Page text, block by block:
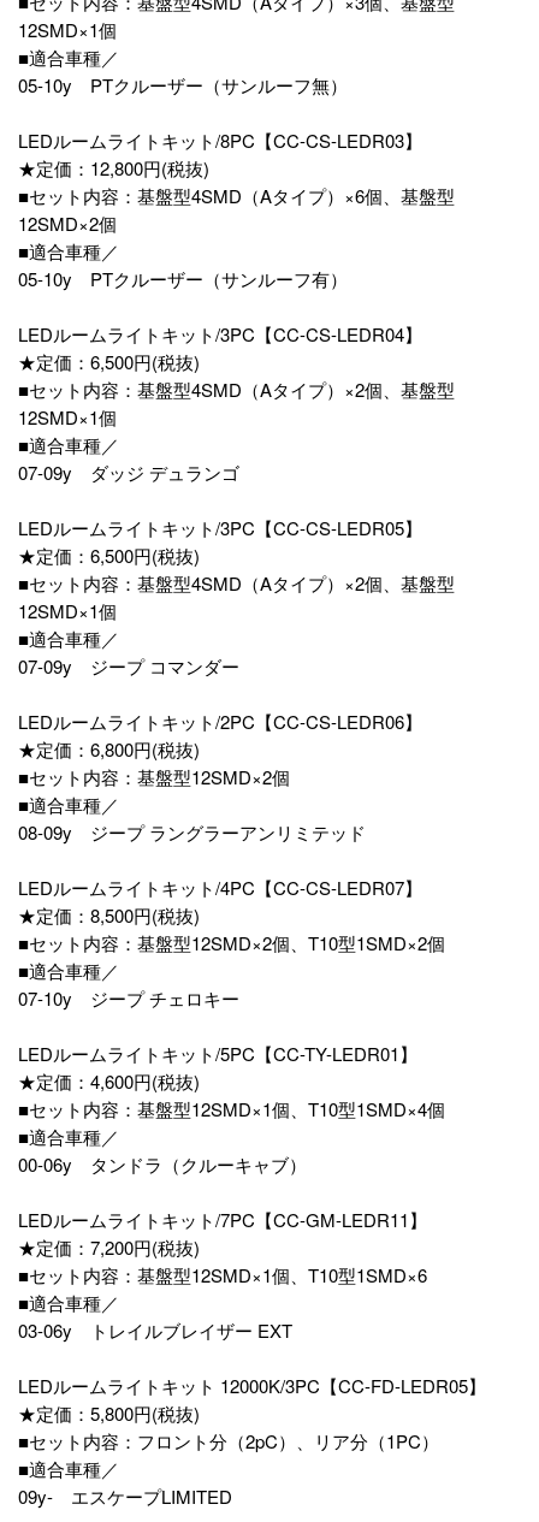
12SMD×1個
■適合車種／
05-10y PTクルーザー（サンルーフ無）
LEDルームライトキット/8PC【CC-CS-LEDR03】
★定価：12,800円(税抜)
■セット内容：基盤型4SMD（Aタイプ）×6個、基盤型
12SMD×2個
■適合車種／
05-10y PTクルーザー（サンルーフ有）
LEDルームライトキット/3PC【CC-CS-LEDR04】
★定価：6,500円(税抜)
■セット内容：基盤型4SMD（Aタイプ）×2個、基盤型
12SMD×1個
■適合車種／
07-09y ダッジ デュランゴ
LEDルームライトキット/3PC【CC-CS-LEDR05】
★定価：6,500円(税抜)
■セット内容：基盤型4SMD（Aタイプ）×2個、基盤型
12SMD×1個
■適合車種／
07-09y ジープ コマンダー
LEDルームライトキット/2PC【CC-CS-LEDR06】
★定価：6,800円(税抜)
■セット内容：基盤型12SMD×2個
■適合車種／
08-09y ジープ ラングラーアンリミテッド
LEDルームライトキット/4PC【CC-CS-LEDR07】
★定価：8,500円(税抜)
■セット内容：基盤型12SMD×2個、T10型1SMD×2個
■適合車種／
07-10y ジープ チェロキー
LEDルームライトキット/5PC【CC-TY-LEDR01】
★定価：4,600円(税抜)
■セット内容：基盤型12SMD×1個、T10型1SMD×4個
■適合車種／
00-06y タンドラ（クルーキャブ）
LEDルームライトキット/7PC【CC-GM-LEDR11】
★定価：7,200円(税抜)
■セット内容：基盤型12SMD×1個、T10型1SMD×6
■適合車種／
03-06y トレイルブレイザー EXT
LEDルームライトキット 12000K/3PC【CC-FD-LEDR05】
★定価：5,800円(税抜)
■セット内容：フロント分（2pC）、リア分（1PC）
■適合車種／
09y- エスケープLIMITED